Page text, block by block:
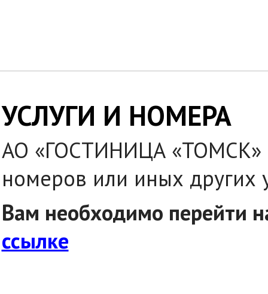
УСЛУГИ И НОМЕРА
АО «ГОСТИНИЦА «ТОМСК»
номеров или иных других
Вам необходимо перейти
ссылке